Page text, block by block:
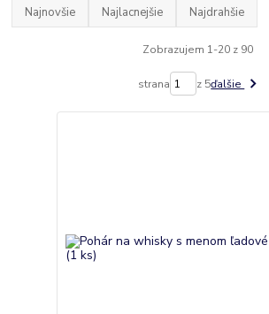
Najnovšie Najlacnejšie Najdrahšie
Zobrazujem 1-20 z 90
strana z 5ďalšie